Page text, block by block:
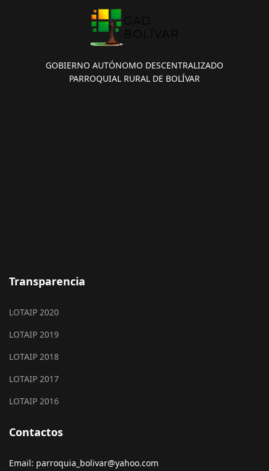
GOBIERNO AUTÓNOMO DESCENTRALIZADO
PARROQUIAL RURAL DE BOLÍVAR
Transparencia
LOTAIP 2020
LOTAIP 2019
LOTAIP 2018
LOTAIP 2017
LOTAIP 2016
Contactos
Email: parroquia_bolivar@yahoo.com